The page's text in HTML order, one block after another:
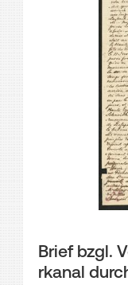
Brief bzgl.
rkanal